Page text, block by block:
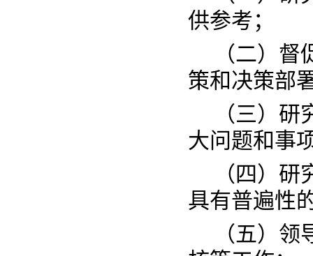
供参考；
（二）
策和决策部
（三）
大问题和事
（四）
具有普遍性
（五）